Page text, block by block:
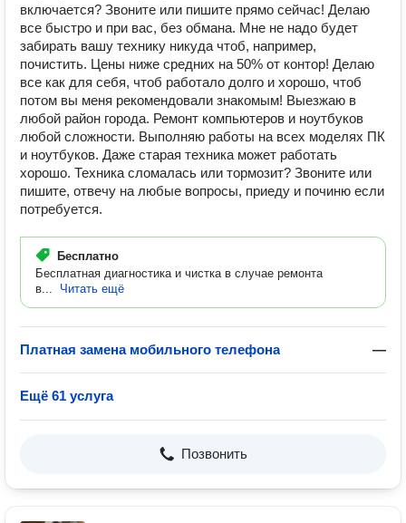
включается? Звоните или пишите прямо сейчас! Делаю
все быстро и при вас, без обмана. Мне не надо будет
забирать вашу технику никуда чтоб, например,
почистить. Цены ниже средних на 50% от контор! Делаю
все как для себя, чтоб работало долго и хорошо, чтоб
потом вы меня рекомендовали знакомым! Выезжаю в
любой район города. Ремонт компьютеров и ноутбуков
любой сложности. Выполняю работы на всех моделях ПК
и ноутбуков. Даже старая техника может работать
хорошо. Техника сломалась или тормозит? Звоните или
пишите, отвечу на любые вопросы, приеду и починю если
потребуется.
Бесплатно
Бесплатная диагностика и чистка в случае ремонта
в...
Читать ещё
Платная замена мобильного телефона —
Ещё 61 услуга
Позвонить